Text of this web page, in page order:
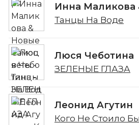
Инна Маликова
Танцы На Воде
Люся Чеботина
ЗЕЛЕНЫЕ ГЛАЗА
Леонид Агутин
Кого Не Стоило